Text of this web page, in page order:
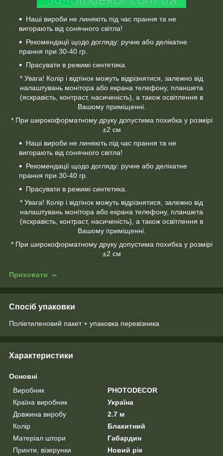
Наші вироби не линяють під час прання та не
вигорають від сонячного світла!
Рекомендації щодо догляду: ручне або делікатне
прання при 30-40 гр.
Прасувати в режимі синтетика.
* Увага! Колір і відтінок можуть відрізнятися, залежно від
налаштувань монітора або екрана телефону, планшета
(яскравість, контраст, насиченість), а також освітлення в
Вашому приміщенні.
* При широкоформатному друку допустима похибка у розмірі
±2 см
Наші вироби не линяють під час прання та не
вигорають від сонячного світла!
Рекомендації щодо догляду: ручне або делікатне
прання при 30-40 гр.
Прасувати в режимі синтетика.
* Увага! Колір і відтінок можуть відрізнятися, залежно від
налаштувань монітора або екрана телефону, планшета
(яскравість, контраст, насиченість), а також освітлення в
Вашому приміщенні.
* При широкоформатному друку допустима похибка у розмірі
±2 см
Приховати
Спосіб упаковки
Поліетиленовий пакет + упаковка перевізника
Характеристики
Основні
Виробник
PHOTODECOR
Країна виробник
Україна
Довжина виробу
2.7 м
Колір
Блакитний
Матеріал штори
Габардин
Принти, візерунки
Новий рік